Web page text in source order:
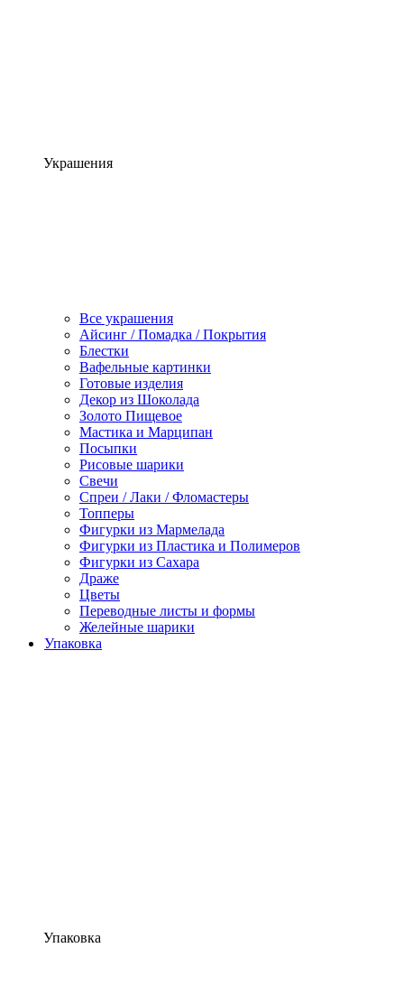
Украшения
Все украшения
Айсинг / Помадка / Покрытия
Блестки
Вафельные картинки
Готовые изделия
Декор из Шоколада
Золото Пищевое
Мастика и Марципан
Посыпки
Рисовые шарики
Свечи
Спреи / Лаки / Фломастеры
Топперы
Фигурки из Мармелада
Фигурки из Пластика и Полимеров
Фигурки из Сахара
Драже
Цветы
Переводные листы и формы
Желейные шарики
Упаковка
Упаковка